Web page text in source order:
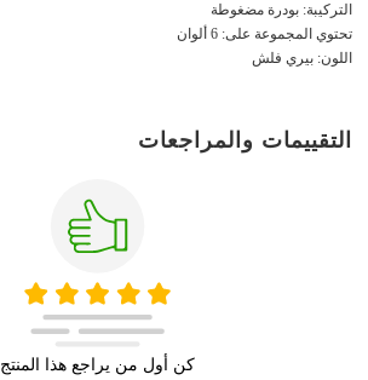
التركيبة: بودرة مضغوطة
تحتوي المجموعة على: 6 ألوان
اللون: بيري فلش
التقييمات والمراجعات
كن أول من يراجع هذا المنتج